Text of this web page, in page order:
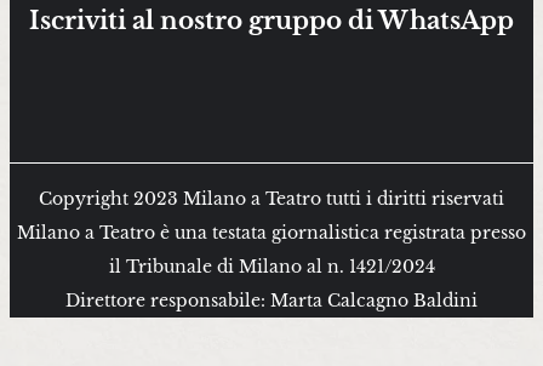
Iscriviti al nostro gruppo di WhatsApp
Copyright 2023 Milano a Teatro tutti i diritti riservati
Milano a Teatro è una testata giornalistica registrata presso
il Tribunale di Milano al n. 1421/2024
Direttore responsabile: Marta Calcagno Baldini